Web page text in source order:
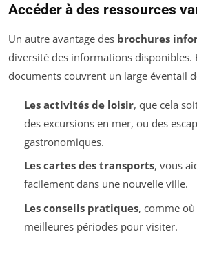
Accéder à des ressources
Un autre avantage des brochures
diversité des informations disponibles.
documents couvrent un large éventail
Les activités de loisir, que cela
des excursions en mer, ou des
gastronomiques.
Les cartes des transports, vous
facilement dans une nouvelle ville.
Les conseils pratiques, comme
meilleures périodes pour visiter.